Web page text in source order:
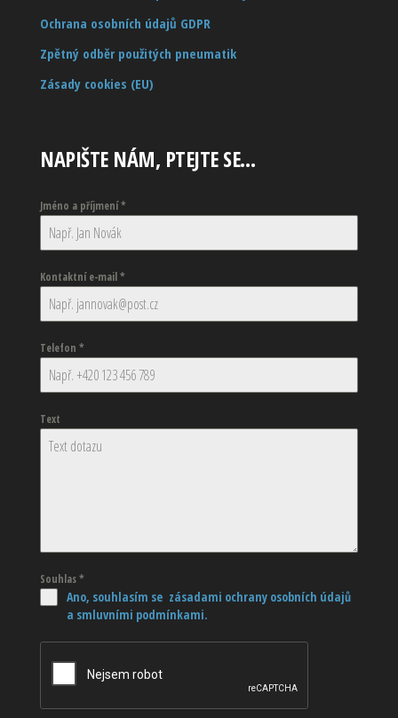
Ochrana osobních údajů GDPR
Zpětný odběr použitých pneumatik
Zásady cookies (EU)
NAPIŠTE NÁM, PTEJTE SE…
Jméno a příjmení*
Kontaktní e-mail*
Telefon *
Text
Souhlas*
Ano, souhlasím se zásadami ochrany osobních údajů
a smluvními podmínkami.